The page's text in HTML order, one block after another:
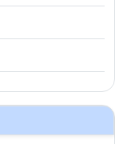
through
is
before